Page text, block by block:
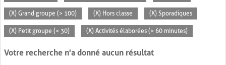
(X) Grand groupe (> 100) (X) Hors classe (X) Sporadiques
(X) Petit groupe (< 30) (X) Activités élaborées (> 60 minutes)
Votre recherche n'a donné aucun résultat